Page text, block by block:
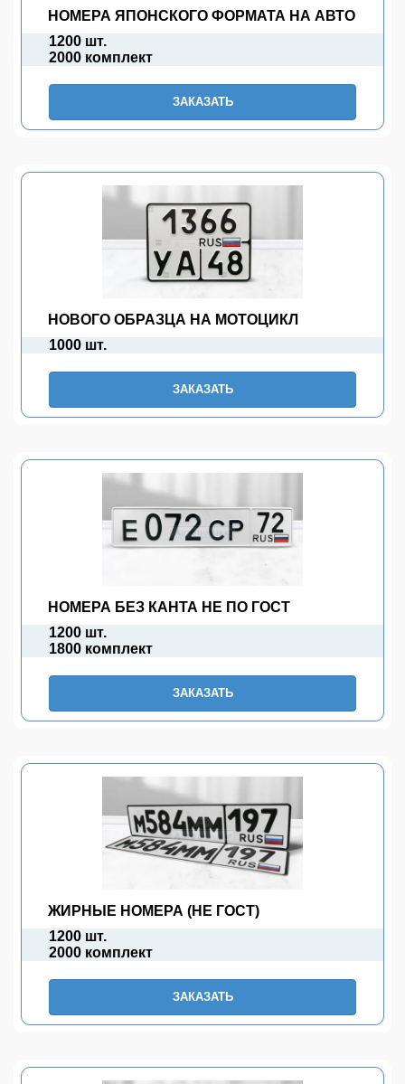
НОМЕРА ЯПОНСКОГО ФОРМАТА НА АВТО
1200 шт.
2000 комплект
ЗАКАЗАТЬ
НОВОГО ОБРАЗЦА НА МОТОЦИКЛ
1000 шт.
ЗАКАЗАТЬ
НОМЕРА БЕЗ КАНТА НЕ ПО ГОСТ
1200 шт.
1800 комплект
ЗАКАЗАТЬ
ЖИРНЫЕ НОМЕРА (НЕ ГОСТ)
1200 шт.
2000 комплект
ЗАКАЗАТЬ